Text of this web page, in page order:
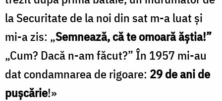
la Securitate de la noi din sat m-a luat şi
mi-a zis: „Semnează, că te omoară ăştia!”
„Cum? Dacă n-am făcut?” În 1957 mi-au
dat condamnarea de rigoare: 29 de ani de
puşcărie!»